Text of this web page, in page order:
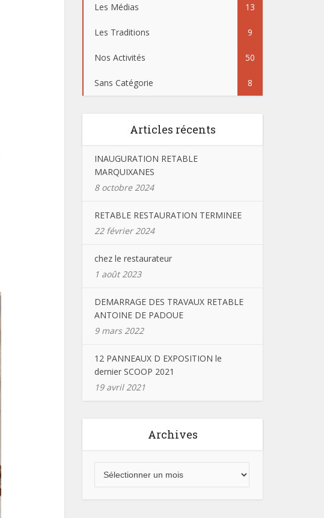
Les Médias 13
Les Traditions 9
Nos Activités 50
Sans Catégorie 8
Articles récents
INAUGURATION RETABLE
MARQUIXANES
8 octobre 2024
RETABLE RESTAURATION TERMINEE
22 février 2024
chez le restaurateur
1 août 2023
DEMARRAGE DES TRAVAUX RETABLE
ANTOINE DE PADOUE
9 mars 2022
12 PANNEAUX D EXPOSITION le
dernier SCOOP 2021
19 avril 2021
Archives